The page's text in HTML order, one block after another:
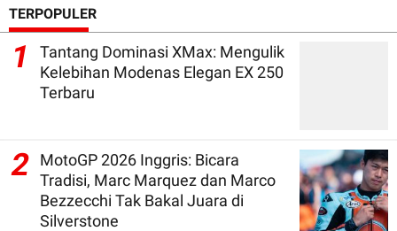
TERPOPULER
1
Tantang Dominasi XMax: Mengulik
Kelebihan Modenas Elegan EX 250
Terbaru
2
MotoGP 2026 Inggris: Bicara
Tradisi, Marc Marquez dan Marco
Bezzecchi Tak Bakal Juara di
Silverstone